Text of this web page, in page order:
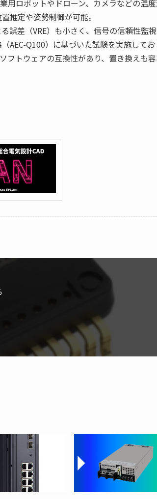
ロボットやドローン、カメラなどの温
推定や姿勢制御が可能。
誤差（VRE）も小さく、信号の信頼性監
AEC-Q100）に基づいた試験を実施してお
フトウェアの互換性があり、置き換えも